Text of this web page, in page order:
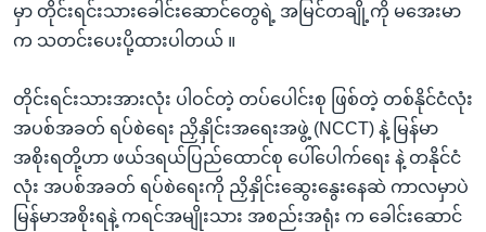
မှာ တိုင်းရင်းသားခေါင်းဆောင်တွေရဲ့ အမြင်တချို့ကို မအေးမာ
က သတင်းပေးပို့ထားပါတယ် ။
တိုင်းရင်းသားအားလုံး ပါဝင်တဲ့ တပ်ပေါင်းစု ဖြစ်တဲ့ တစ်နိုင်ငံလုံး
အပစ်အခတ် ရပ်စဲရေး ညှိနှိုင်းအရေးအဖွဲ့ (NCCT) နဲ့ မြန်မာ
အစိုးရတို့ဟာ ဖယ်ဒရယ်ပြည်ထောင်စု ပေါ်ပေါက်ရေး နဲ့ တနိုင်ငံ
လုံး အပစ်အခတ် ရပ်စဲရေးကို ညှိနှိုင်းဆွေးနွေးနေဆဲ ကာလမှာပဲ
မြန်မာအစိုးရနဲ့ ကရင်အမျိုးသား အစည်းအရုံး က ခေါင်းဆောင်